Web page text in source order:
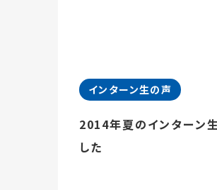
インターン生の声
2014年夏のインターン
した